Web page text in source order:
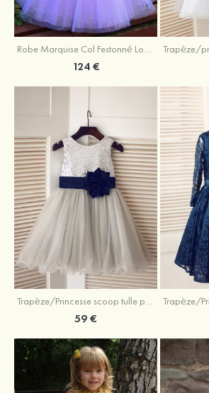
Robe Marquise Col Festonné Longueur Ras du Sol Tulle Robe de fille de fleur avec Appliqué Cristal Dentelle
124 €
Trapèze/Princesse scoop tulle paillettes longueur genou robe de fille de fleur
59 €